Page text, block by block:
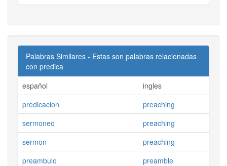
Palabras Similares - Estas son palabras relacionadas
con predica
español
ingles
predicacion
preaching
sermoneo
preaching
sermon
preaching
preambulo
preamble